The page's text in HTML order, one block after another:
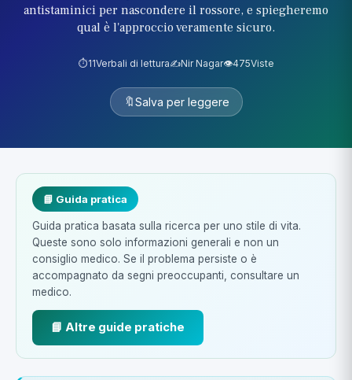
antistaminici per nascondere il rossore, e spiegheremo
qual è l'approccio veramente sicuro.
⏱️11Verbali di lettura✍️Nir Nagar👁️475Viste
🔖Salva per leggere
📘 Guida pratica
Guida pratica basata sulla ricerca per uno stile di vita.
Queste sono solo informazioni generali e non un
consiglio medico. Se il problema persiste o è
accompagnato da segni preoccupanti, consultare un
medico.
📘 Altre guide pratiche